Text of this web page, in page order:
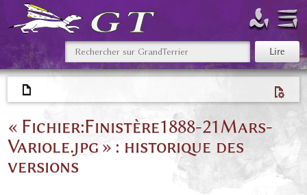
« Fichier:Finistère1888-21Mars-
Variole.jpg » : historique des
versions